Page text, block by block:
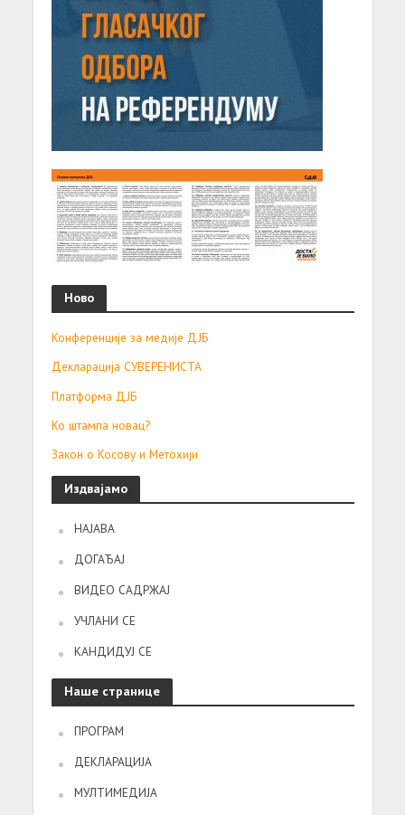
Ново
Конференције за медије ДЈБ
Декларација СУВЕРЕНИСТА
Платформа ДЈБ
Ко штампа новац?
Закон о Косову и Метохији
Издвајамо
НАЈАВА
ДОГАЂАЈ
ВИДЕО САДРЖАЈ
УЧЛАНИ СЕ
КАНДИДУЈ СЕ
Наше странице
ПРОГРАМ
ДЕКЛАРАЦИЈА
МУЛТИМЕДИЈА